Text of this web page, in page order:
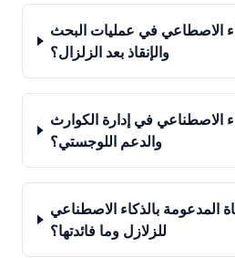
الاصطاعي في عمليات البحث
والإنقاذ بعد الزلزال؟
الاصطناعي في إدارة الكوارث
والدعم اللوجستي؟
المدعومة بالذكاء الاصطناعي
للزلازل وما فائدتها؟